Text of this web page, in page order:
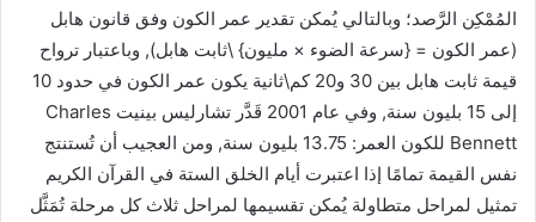
المُمْكِن الرَّصد؛ وبالتالي يُمكن تقدير عمر الكون وفق قانون هابل
(عمر الكون = {سرعة الضوء × مليون} \ثابت هابل), وباعتبار ترواح
قيمة ثابت هابل بين 30 و20 كم\ثانية يكون عمر الكون في حدود 10
إلى 15 بليون سنة, وفي عام 2001 قَدَّر تشارليس بينيت Charles
Bennett للكون العمر: 13.75 بليون سنة, ومن العجيب أن تُستنتج
نفس القيمة تمامًا إذا اعتبرت أيام الخلق الستة في القرآن الكريم
تمثيل لمراحل متطاولة يُمكن تقسيمها لمراحل ثلاث كل مرحلة تُمَثَّل